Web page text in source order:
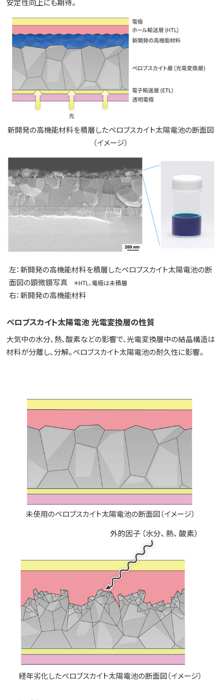
安定性向上にも期待。
新開発の高機能材料を積層したペロブスカイト太陽電池の断面図
（イメージ）
左：新開発の高機能材料を積層したペロブスカイト太陽電池の断
面図の顕微鏡写真＊HTL、電極は未積層
右：新開発の高機能材料
ペロブスカイト太陽電池 光電変換層の性質
大気中の水分、熱、酸素などの影響で、光電変換層中の結晶構造は
材料が分離し、分解。ペロブスカイト太陽電池の耐久性に影響。
未使用のペロブスカイト太陽電池の断面図（イメージ）
経年劣化したペロブスカイト太陽電池の断面図（イメージ）